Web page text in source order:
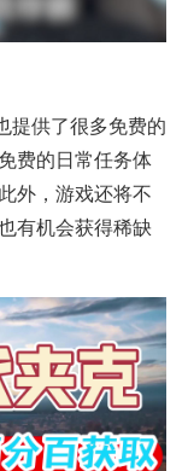
提供了很多免费的
费的日常任务体
外，游戏还将不
有机会获得稀缺